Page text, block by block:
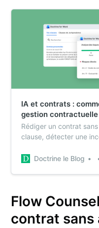
IA et contrats :
gestion contractuelle
Rédiger un contrat
clause, détecter une
restent encore trop
Doctrine le Blog
Flow
contrat sans